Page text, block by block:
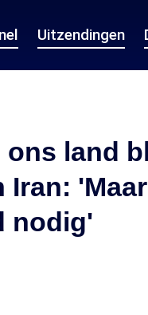
Uitzendingen
ons land
Iran:
nodig'